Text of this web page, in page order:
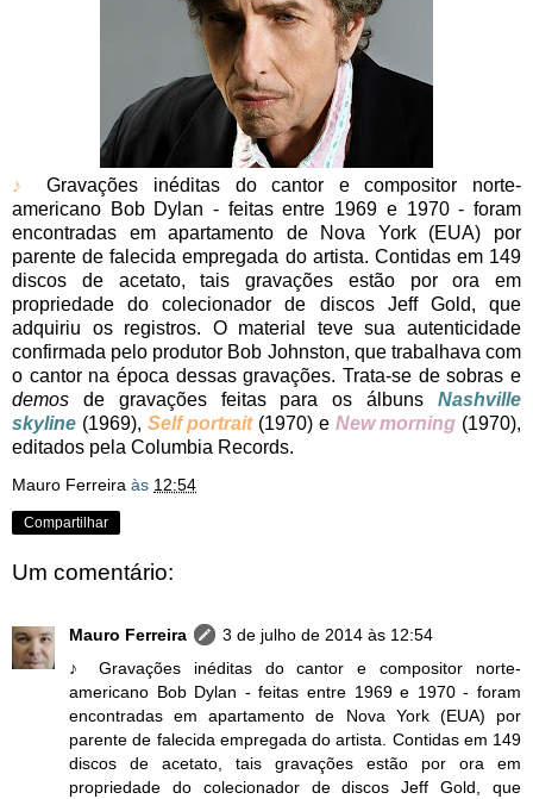
♪Gravações inéditas do cantor e compositor norte-
americano Bob Dylan - feitas entre 1969 e 1970 - foram
encontradas em apartamento de Nova York (EUA) por
parente de falecida empregada do artista. Contidas em 149
discos de acetato, tais gravações estão por ora em
propriedade do colecionador de discos Jeff Gold, que
adquiriu os registros. O material teve sua autenticidade
confirmada pelo produtor Bob Johnston, que trabalhava com
o cantor na época dessas gravações. Trata-se de sobras e
demos de gravações feitas para os álbuns Nashville
skyline (1969), Self portrait(1970) e New morning (1970),
editados pela Columbia Records.
Mauro Ferreira às 12:54
Compartilhar
Um comentário:
Mauro Ferreira
3 de julho de 2014 às 12:54
♪ Gravações inéditas do cantor e compositor norte-
americano Bob Dylan - feitas entre 1969 e 1970 - foram
encontradas em apartamento de Nova York (EUA) por
parente de falecida empregada do artista. Contidas em 149
discos de acetato, tais gravações estão por ora em
propriedade do colecionador de discos Jeff Gold, que